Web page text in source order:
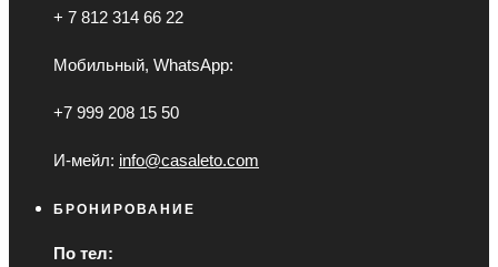
+ 7 812 314 66 22
Мобильный, WhatsApp:
+7 999 208 15 50
И-мейл: info@casaleto.com
БРОНИРОВАНИЕ
По тел: